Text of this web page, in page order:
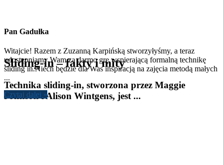
Sliding-in – fakty i mity
Technika sliding-in, stworzona przez Maggie
Johnson i Alison Wintgens, jest ...
Pan Gadułka
Witajcie! Razem z Zuzanną Karpińską stworzyłyśmy, a teraz
udostępniamy Wam za darmo grę wspierającą formalną technikę
sliding in.Niech będzie dla Was inspiracją na zajęcia metodą małych
...
Czytaj dalej »